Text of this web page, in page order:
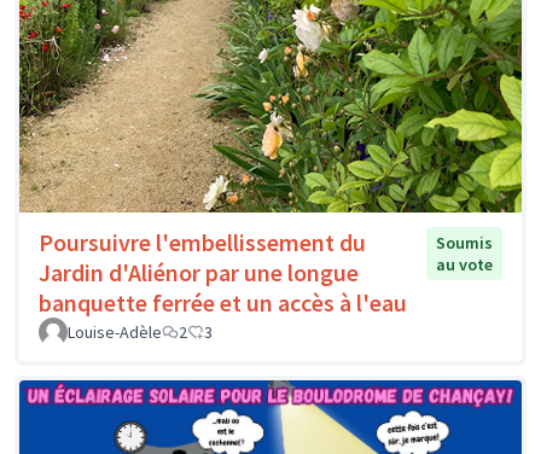
Poursuivre l'embellissement du
Jardin d'Aliénor par une longue
banquette ferrée et un accès à l'eau
Soumis
au vote
Louise-Adèle 2 3